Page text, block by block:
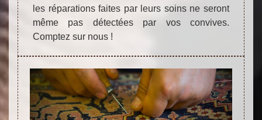
les réparations faites par leurs soins ne seront
même pas détectées par vos convives.
Comptez sur nous !